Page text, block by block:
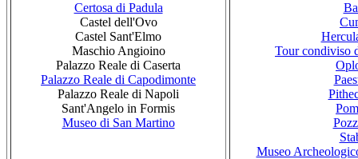
Certosa di Padula
Castel dell'Ovo
Castel Sant'Elmo
Maschio Angioino
Palazzo Reale di Caserta
Palazzo Reale di Capodimonte
Palazzo Reale di Napoli
Sant'Angelo in Formis
Museo di San Martino
Tour condiviso
Museo